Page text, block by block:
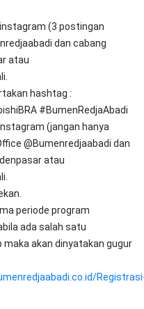
(3 postingan
dan cabang
atau
hashtag :
#BumenRedjaAbadi
(jangan hanya
@Bumenredjaabadi dan
atau
periode program
ada salah satu
akan dinyatakan gugur